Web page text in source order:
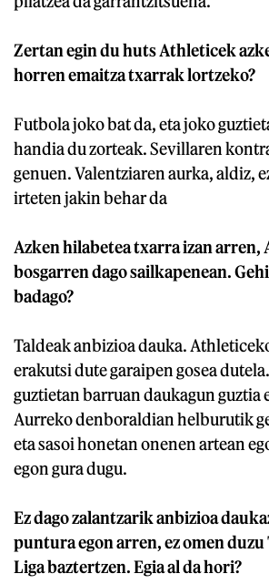
Zertan egin du huts Athleticek
horren emaitza txarrak lortzeko?
Futbola joko bat da, eta joko
handia du zorteak. Sevillaren
genuen. Valentziaren aurka, aldiz,
irteten jakin behar da
Azken hilabetea txarra izan arren,
bosgarren dago sailkapenean.
badago?
Taldeak anbizioa dauka.
erakutsi dute garaipen gosea
guztietan barruan daukagun guztia
Aurreko denboraldian helburutik
eta sasoi honetan onenen artean
egon gura dugu.
Ez dago zalantzarik anbizioa
puntura egon arren, ez omen
Liga baztertzen. Egia al da hori?